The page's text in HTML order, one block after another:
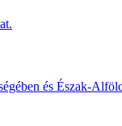
és Észak-